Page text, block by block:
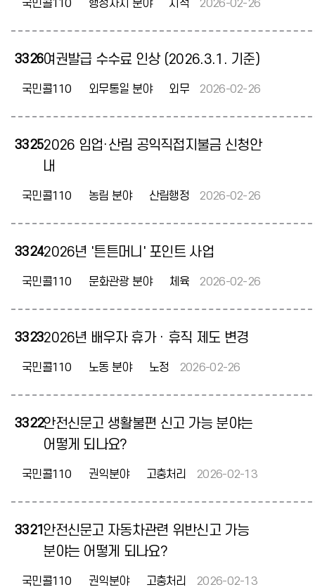
국민콜110 행정자치 분야 지적 2026-02-26
3326여권발급 수수료 인상 (2026.3.1. 기준)
국민콜110 외무통일 분야 외무 2026-02-26
33252026 임업·산림 공익직접지불금 신청안
내
국민콜110 농림 분야 산림행정 2026-02-26
33242026년 '튼튼머니' 포인트 사업
국민콜110 문화관광 분야 체육 2026-02-26
33232026년 배우자 휴가 · 휴직 제도 변경
국민콜110 노동 분야 노정 2026-02-26
3322안전신문고 생활불편 신고 가능 분야는
어떻게 되나요?
국민콜110 권익분야 고충처리 2026-02-13
3321안전신문고 자동차관련 위반신고 가능
분야는 어떻게 되나요?
국민콜110 권익분야 고충처리 2026-02-13